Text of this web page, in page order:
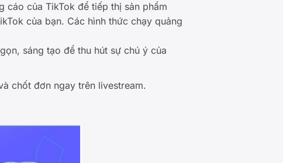
của TikTok để tiếp thị sản phẩm
của bạn. Các hình thức chạy quảng
sáng tạo để thu hút sự chú ý của
chốt đơn ngay trên livestream.